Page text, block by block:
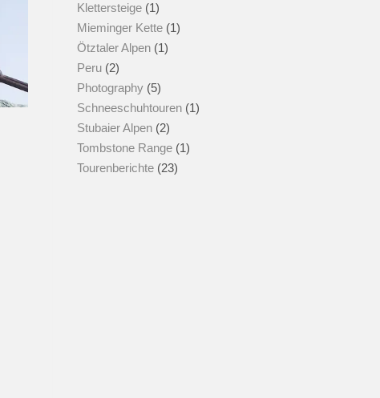
Klettersteige (1)
Mieminger Kette (1)
Ötztaler Alpen (1)
Peru (2)
Photography (5)
Schneeschuhtouren (1)
Stubaier Alpen (2)
Tombstone Range (1)
Tourenberichte (23)